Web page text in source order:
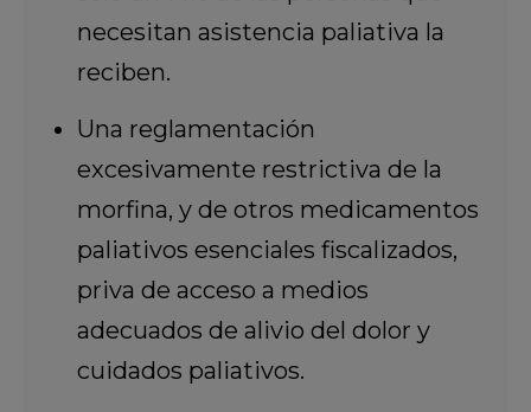
necesitan asistencia paliativa la
reciben.
Una reglamentación
excesivamente restrictiva de la
morfina, y de otros medicamentos
paliativos esenciales fiscalizados,
priva de acceso a medios
adecuados de alivio del dolor y
cuidados paliativos.